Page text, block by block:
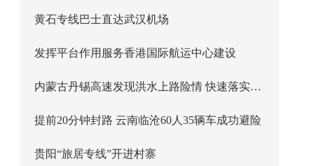
黄石专线巴士直达武汉机场
发挥平台作用服务香港国际航运中心建设
内蒙古丹锡高速发现洪水上路险情 快速落实主线封闭管控
提前20分钟封路 云南临沧60人35辆车成功避险
贵阳“旅居专线”开进村寨